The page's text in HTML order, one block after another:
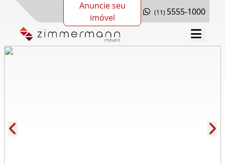
Anuncie seu
imóvel
(11) 5555-1000